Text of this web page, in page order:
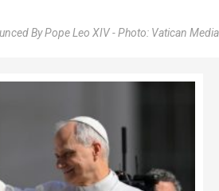
By Pope Leo XIV - Photo: Vatican Media